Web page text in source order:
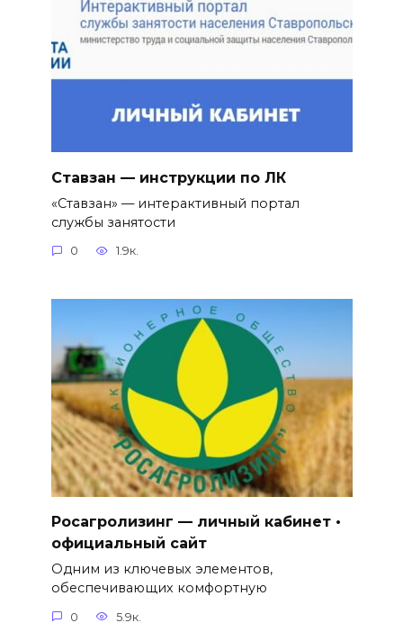
Ставзан — инструкции по ЛК
«Ставзан» — интерактивный портал
службы занятости
0 1.9к.
Росагролизинг — личный кабинет •
официальный сайт
Одним из ключевых элементов,
обеспечивающих комфортную
0 5.9к.